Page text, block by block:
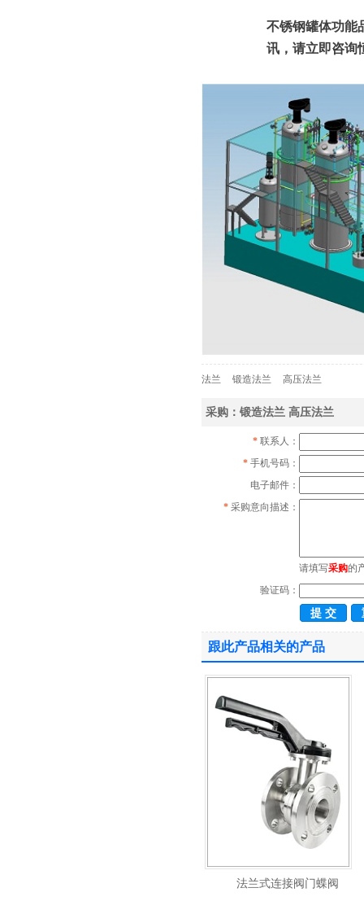
不锈钢罐体功能
讯，请立即咨询
法兰 锻造法兰 高压法兰
采购：锻造法兰 高压法兰
* 联系人：
* 手机号码：
电子邮件：
* 采购意向描述：
请填写采购的
验证码：
跟此产品相关的产品
法兰式连接阀门蝶阀